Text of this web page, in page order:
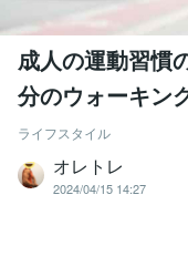
成人の運動習慣
分のウォーキン
ライフスタイル
オレトレ
2024/04/15 14:27